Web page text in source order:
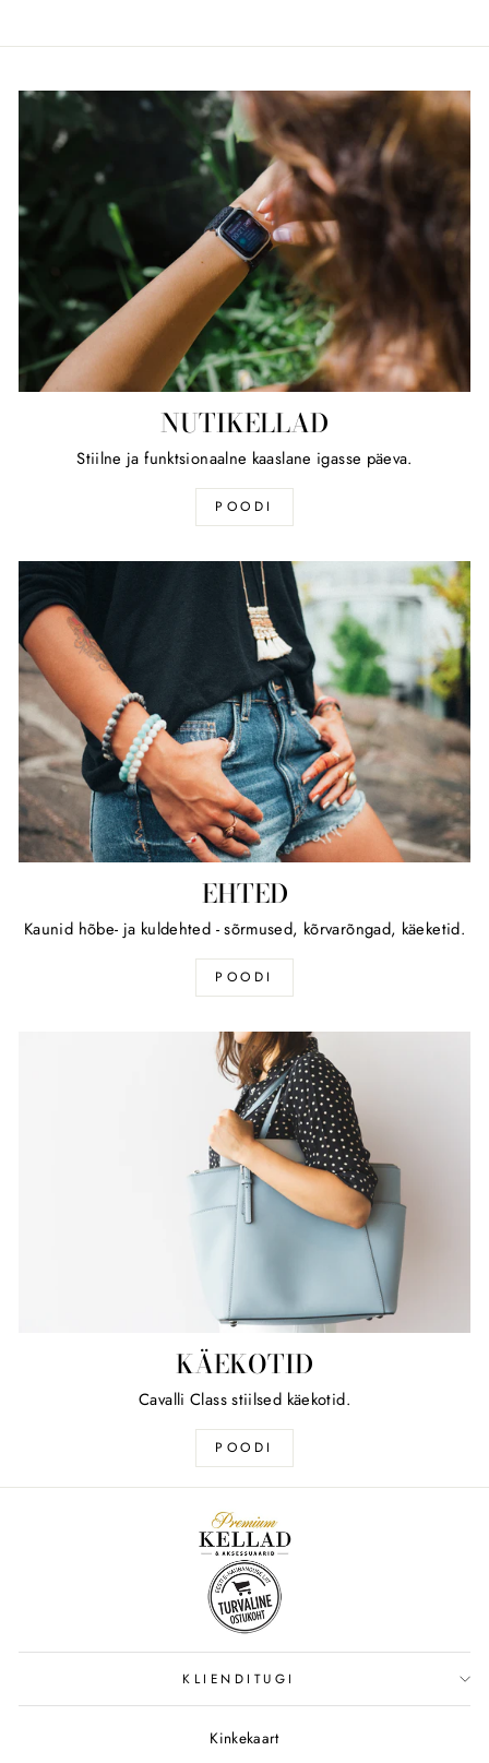
NUTIKELLAD
Stiilne ja funktsionaalne kaaslane igasse päeva.
POODI
EHTED
Kaunid hõbe- ja kuldehted - sõrmused, kõrvarõngad, käeketid.
POODI
KÄEKOTID
Cavalli Class stiilsed käekotid.
POODI
KLIENDITUGI
Kinkekaart